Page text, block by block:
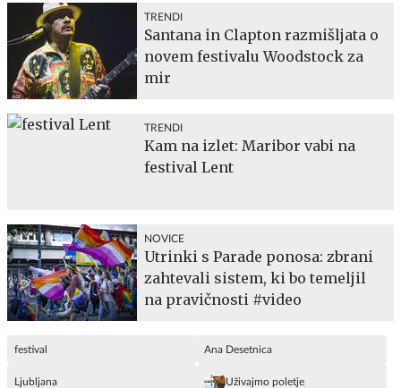
TRENDI
Santana in Clapton razmišljata o
novem festivalu Woodstock za
mir
TRENDI
Kam na izlet: Maribor vabi na
festival Lent
NOVICE
Utrinki s Parade ponosa: zbrani
zahtevali sistem, ki bo temeljil
na pravičnosti #video
festival Ana Desetnica
Ljubljana Uživajmo poletje